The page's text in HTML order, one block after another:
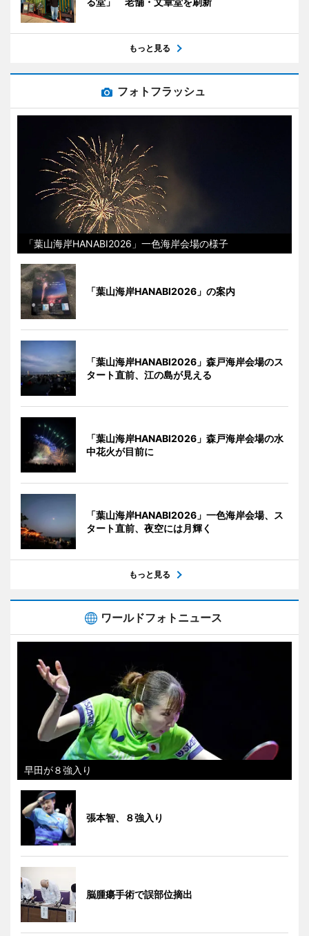
もっと見る
フォトフラッシュ
「葉山海岸HANABI2026」一色海岸会場の様子
「葉山海岸HANABI2026」の案内
「葉山海岸HANABI2026」森戸海岸会場のス
タート直前、江の島が見える
「葉山海岸HANABI2026」森戸海岸会場の水
中花火が目前に
「葉山海岸HANABI2026」一色海岸会場、ス
タート直前、夜空には月輝く
もっと見る
ワールドフォトニュース
早田が８強入り
張本智、８強入り
脳腫瘍手術で誤部位摘出